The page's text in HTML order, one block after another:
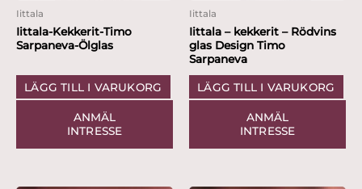
Iittala
Iittala-Kekkerit-Timo
Sarpaneva-Ölglas
LÄGG TILL I VARUKORG
ANMÄL
INTRESSE
Iittala
Iittala – kekkerit – Rödvins
glas Design Timo
Sarpaneva
LÄGG TILL I VARUKORG
ANMÄL
INTRESSE